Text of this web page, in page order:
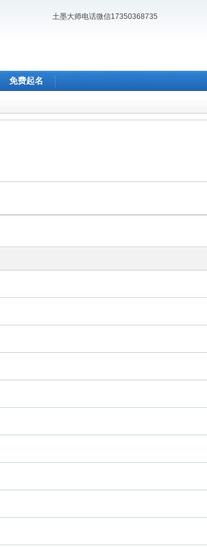
土墨大师电话微信17350368735
免费起名